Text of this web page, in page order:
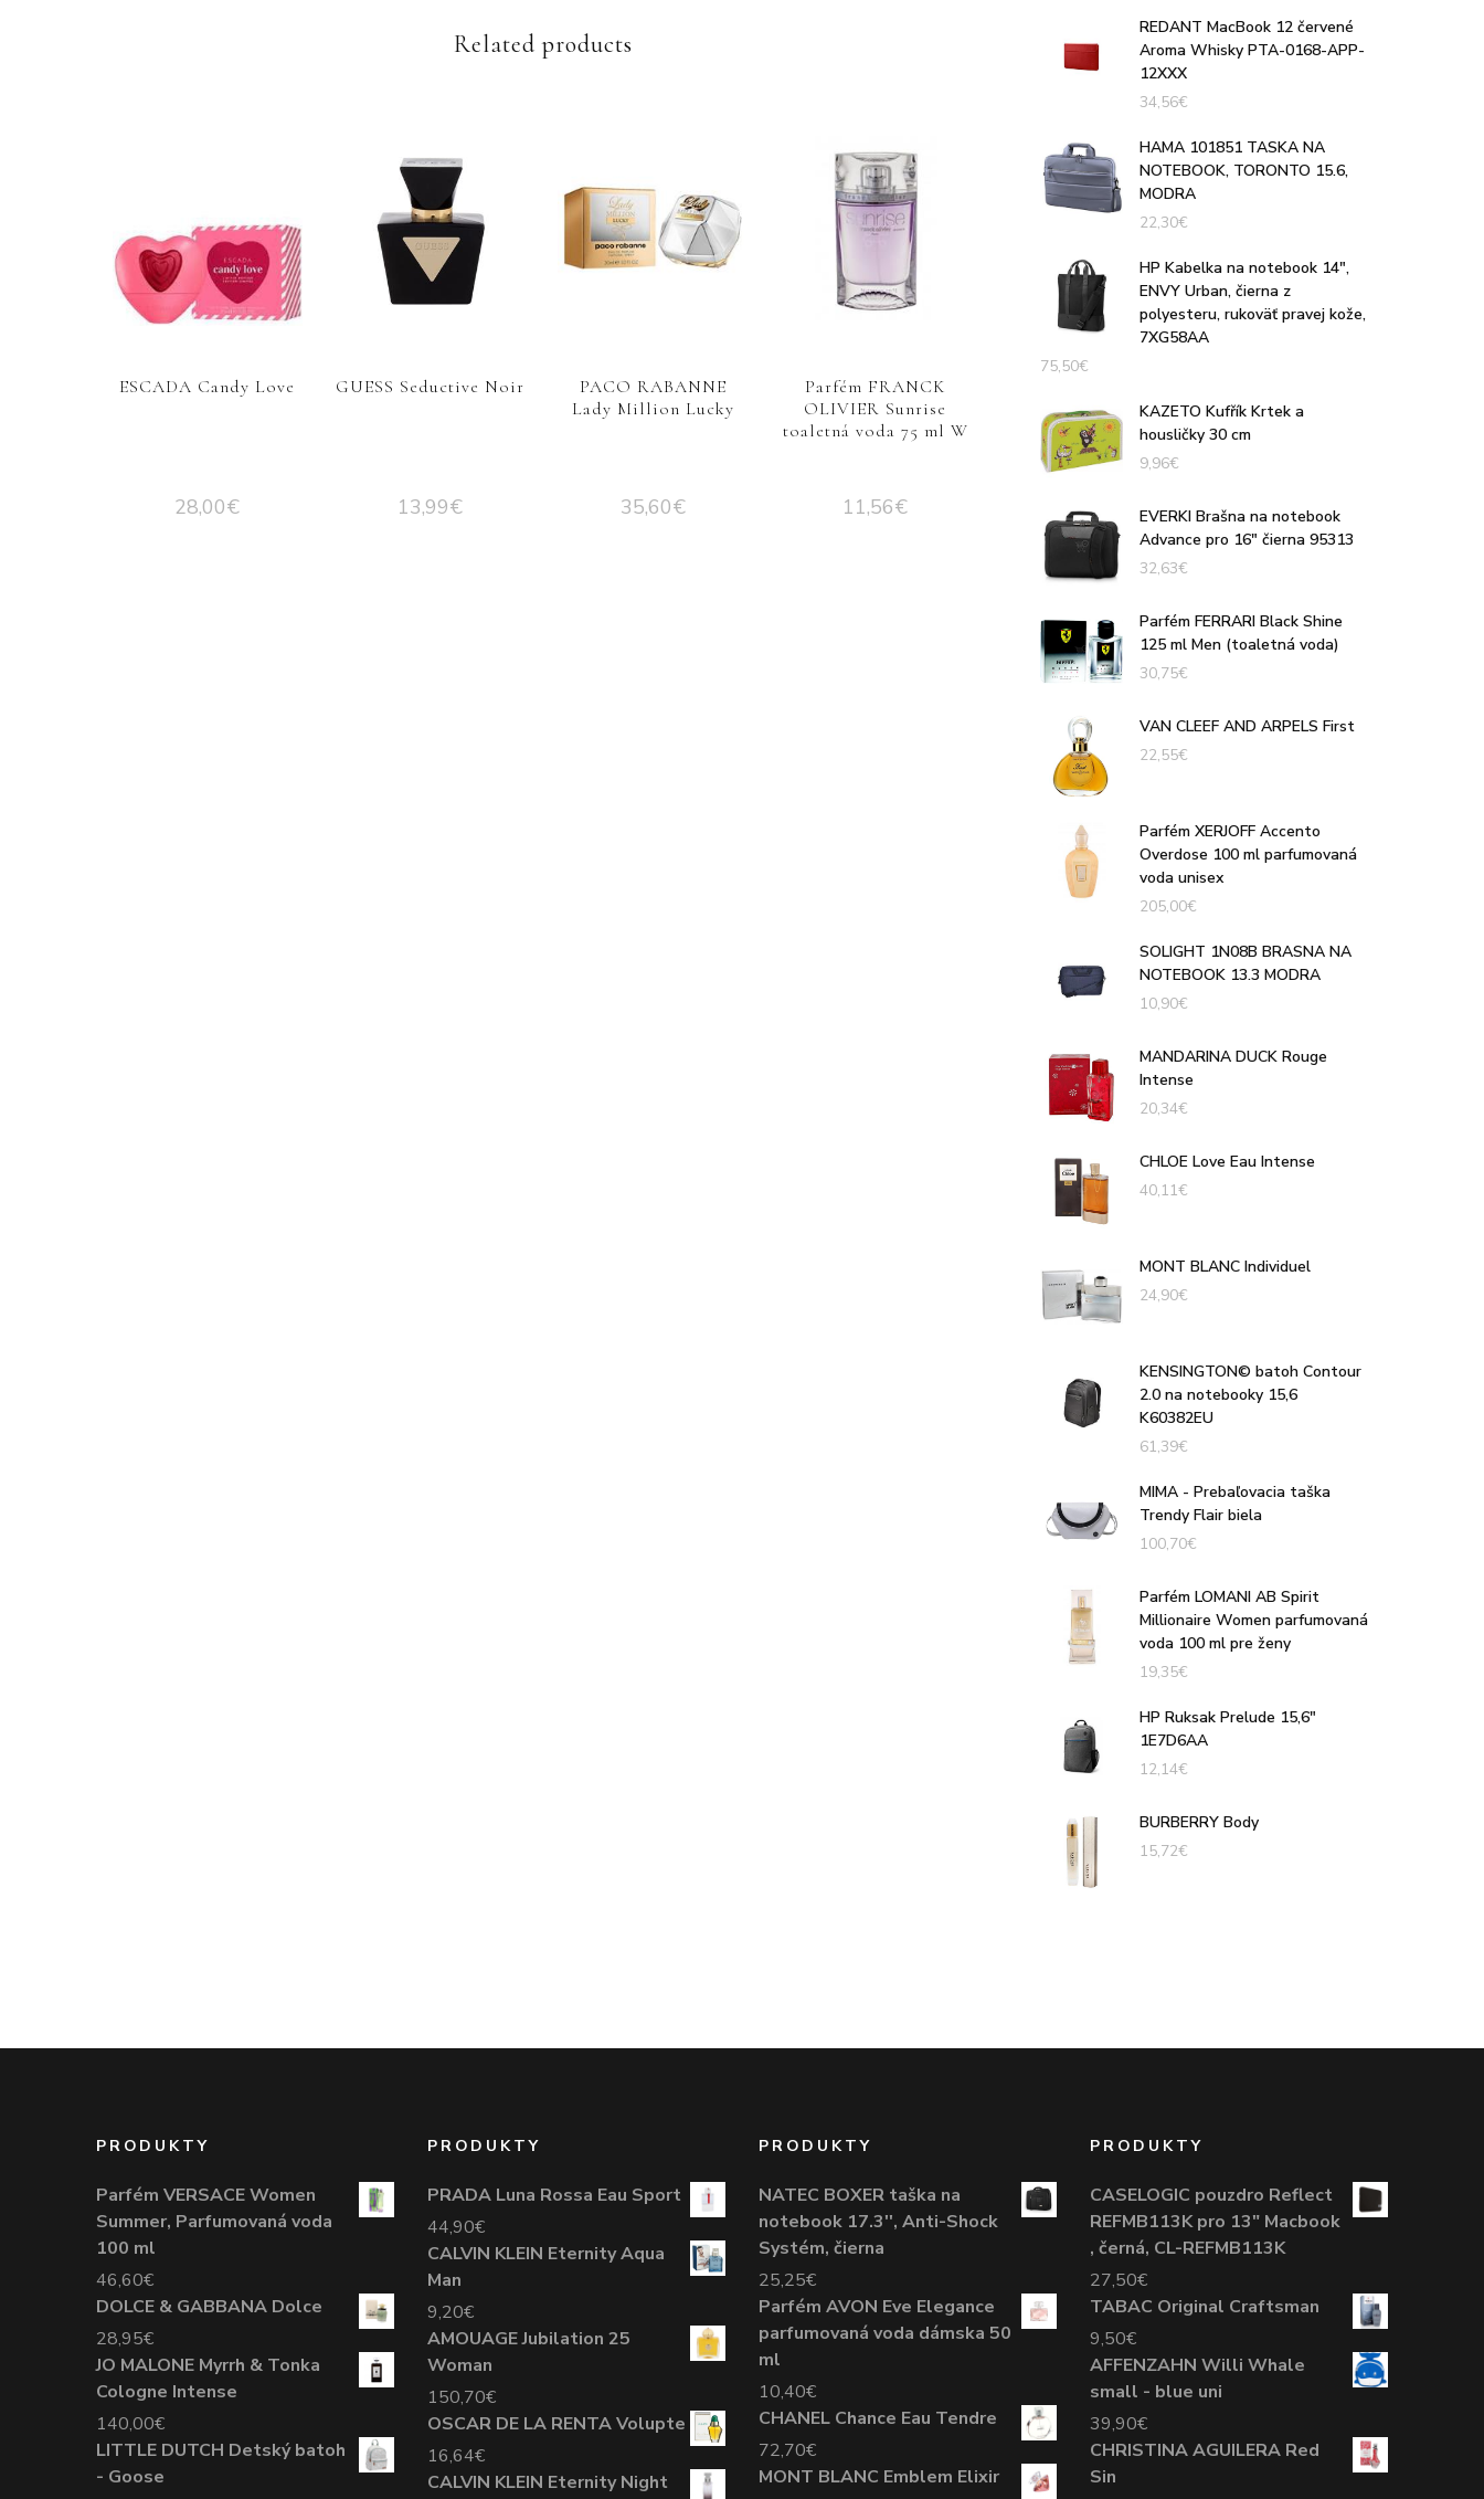
Related products
ESCADA Candy Love
28,00€
GUESS Seductive Noir
13,99€
PACO RABANNE
Lady Million Lucky
35,60€
Parfém FRANCK
OLIVIER Sunrise
toaletná voda 75 ml W
11,56€
REDANT MacBook 12 červené
Aroma Whisky PTA-0168-APP-
12XXX
34,56€
HAMA 101851 TASKA NA
NOTEBOOK, TORONTO 15.6,
MODRA
22,30€
HP Kabelka na notebook 14",
ENVY Urban, čierna z
polyesteru, rukoväť pravej kože,
7XG58AA
75,50€
KAZETO Kufřík Krtek a
housličky 30 cm
9,96€
EVERKI Brašna na notebook
Advance pro 16" čierna 95313
32,63€
Parfém FERRARI Black Shine
125 ml Men (toaletná voda)
30,75€
VAN CLEEF AND ARPELS First
22,55€
Parfém XERJOFF Accento
Overdose 100 ml parfumovaná
voda unisex
205,00€
SOLIGHT 1N08B BRASNA NA
NOTEBOOK 13.3 MODRA
10,90€
MANDARINA DUCK Rouge
Intense
20,34€
CHLOE Love Eau Intense
40,11€
MONT BLANC Individuel
24,90€
KENSINGTON© batoh Contour
2.0 na notebooky 15,6
K60382EU
61,39€
MIMA - Prebaľovacia taška
Trendy Flair biela
100,70€
Parfém LOMANI AB Spirit
Millionaire Women parfumovaná
voda 100 ml pre ženy
19,35€
HP Ruksak Prelude 15,6"
1E7D6AA
12,14€
BURBERRY Body
15,72€
PRODUKTY
Parfém VERSACE Women
Summer, Parfumovaná voda
100 ml
46,60€
DOLCE & GABBANA Dolce
28,95€
JO MALONE Myrrh & Tonka
Cologne Intense
140,00€
LITTLE DUTCH Detský batoh
- Goose
PRODUKTY
PRADA Luna Rossa Eau Sport
44,90€
CALVIN KLEIN Eternity Aqua
Man
9,20€
AMOUAGE Jubilation 25
Woman
150,70€
OSCAR DE LA RENTA Volupte
16,64€
CALVIN KLEIN Eternity Night
PRODUKTY
NATEC BOXER taška na
notebook 17.3'', Anti-Shock
Systém, čierna
25,25€
Parfém AVON Eve Elegance
parfumovaná voda dámska 50
ml
10,40€
CHANEL Chance Eau Tendre
72,70€
MONT BLANC Emblem Elixir
PRODUKTY
CASELOGIC pouzdro Reflect
REFMB113K pro 13" Macbook
, černá, CL-REFMB113K
27,50€
TABAC Original Craftsman
9,50€
AFFENZAHN Willi Whale
small - blue uni
39,90€
CHRISTINA AGUILERA Red
Sin